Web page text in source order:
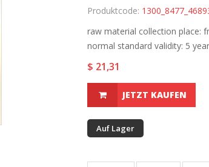
Produktcode:
raw material collection place:
normal standard validity: 5
$ 21,31
JETZT KAUFEN
Auf Lager